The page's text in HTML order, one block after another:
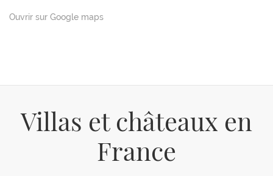
Ouvrir sur Google maps
Villas et châteaux en
France